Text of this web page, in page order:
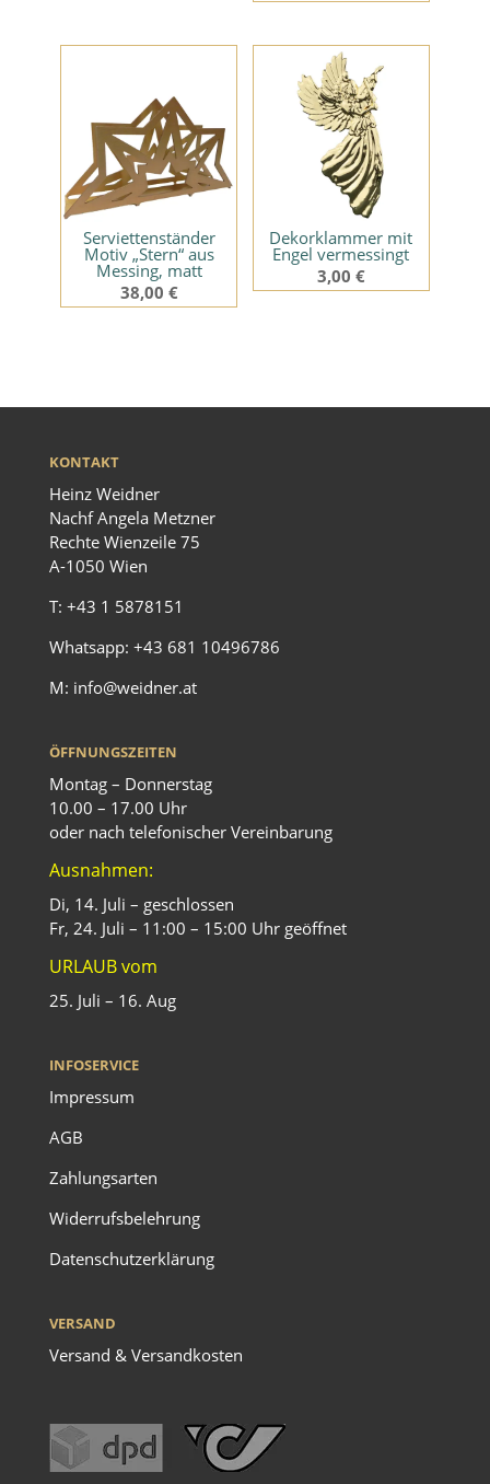
Serviettenständer
Motiv „Stern“ aus
Messing, matt
38,00 €
Dekorklammer mit
Engel vermessingt
3,00 €
KONTAKT
Heinz Weidner
Nachf Angela Metzner
Rechte Wienzeile 75
A-1050 Wien
T: +43 1 5878151
Whatsapp: +43 681 10496786
M: info@weidner.at
ÖFFNUNGSZEITEN
Montag – Donnerstag
10.00 – 17.00 Uhr
oder nach telefonischer Vereinbarung
Ausnahmen:
Di, 14. Juli – geschlossen
Fr, 24. Juli – 11:00 – 15:00 Uhr geöffnet
URLAUB vom
25. Juli – 16. Aug
INFOSERVICE
Impressum
AGB
Zahlungsarten
Widerrufsbelehrung
Datenschutzerklärung
VERSAND
Versand & Versandkosten